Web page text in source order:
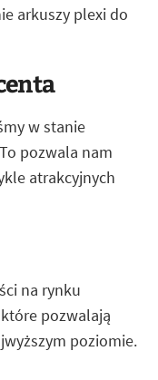
arkuszy plexi do
w stanie
pozwala nam
atrakcyjnych
na rynku
pozwalają
poziomie.